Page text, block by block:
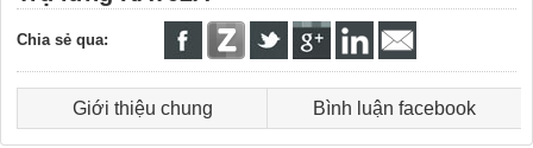
Chia sẻ qua:
Giới thiệu chung Bình luận facebook